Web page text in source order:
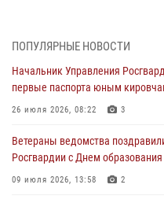
Российской Федерации
В Росгвардии вспоминают
мировой войне 1914-1918 годов
В Кирове офицер Росгвардии
шахматного турнира
ПОПУЛЯРНЫЕ НОВОСТИ
Начальник Управления
первые паспорта юным
26 июля 2026, 08:22 3
Ветераны ведомства
Росгвардии с Днем образования
09 июля 2026, 13:58 2